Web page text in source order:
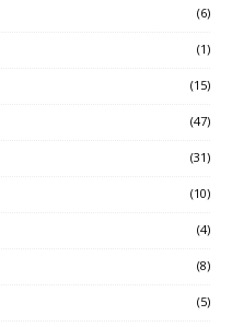
(6)
(1)
(15)
(47)
(31)
(10)
(4)
(8)
(5)